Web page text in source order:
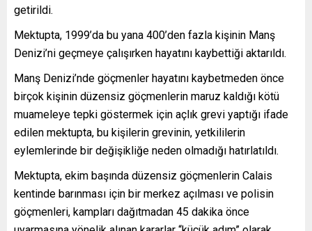
getirildi.
Mektupta, 1999’da bu yana 400’den fazla kişinin Manş
Denizi’ni geçmeye çalışırken hayatını kaybettiği aktarıldı.
Manş Denizi’nde göçmenler hayatını kaybetmeden önce
birçok kişinin düzensiz göçmenlerin maruz kaldığı kötü
muameleye tepki göstermek için açlık grevi yaptığı ifade
edilen mektupta, bu kişilerin grevinin, yetkililerin
eylemlerinde bir değişikliğe neden olmadığı hatırlatıldı.
Mektupta, ekim başında düzensiz göçmenlerin Calais
kentinde barınması için bir merkez açılması ve polisin
göçmenleri, kampları dağıtmadan 45 dakika önce